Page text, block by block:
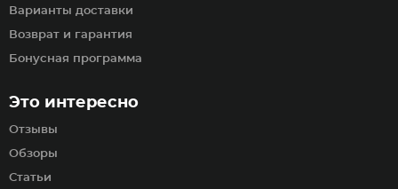
Варианты доставки
Возврат и гарантия
Бонусная программа
Это интересно
Отзывы
Обзоры
Статьи